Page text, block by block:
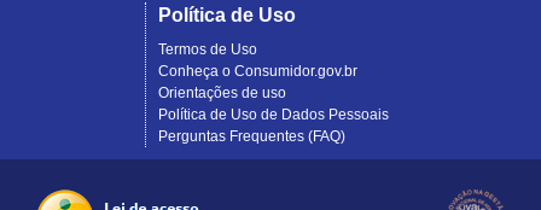
Política de Uso
Termos de Uso
Conheça o Consumidor.gov.br
Orientações de uso
Política de Uso de Dados Pessoais
Perguntas Frequentes (FAQ)